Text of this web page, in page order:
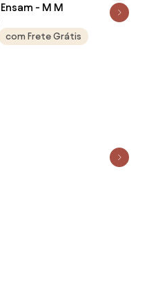
Vaso Solitário Ensam - M M
com Frete Grátis